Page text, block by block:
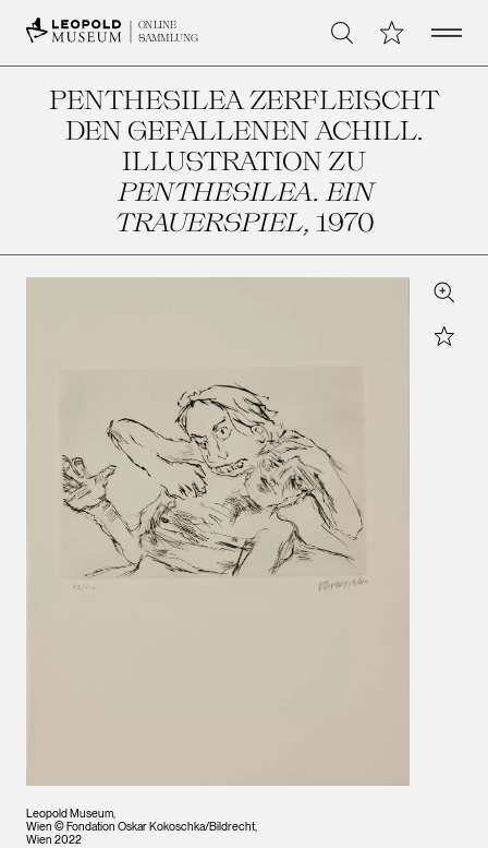
ONLINE
SAMMLUNG
Suche Meine Open
PENTHESILEA ZERFLEISCHT
DEN GEFALLENEN ACHILL.
ILLUSTRATION ZU
PENTHESILEA. EIN
TRAUERSPIEL, 1970
Leopold Museum,
Wien © Fondation Oskar Kokoschka/Bildrecht,
Wien 2022
Zoom
Star